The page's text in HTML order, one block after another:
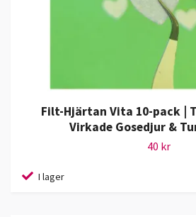
Filt-Hjärtan Vita 10-pack |
Virkade Gosedjur &
40 kr
I lager